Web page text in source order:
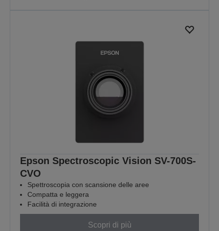
Epson Spectroscopic Vision SV-700S-
CVO
Spettroscopia con scansione delle aree
Compatta e leggera
Facilità di integrazione
Scopri di più